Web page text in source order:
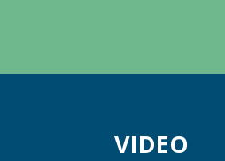
VIDEO